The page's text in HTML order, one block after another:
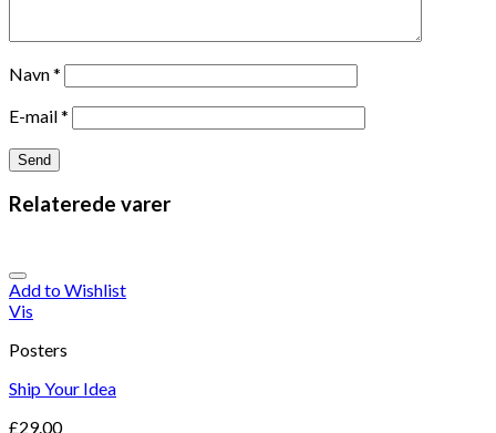
Navn*
E-mail*
Relaterede varer
Add to Wishlist
Vis
Posters
Ship Your Idea
£29.00